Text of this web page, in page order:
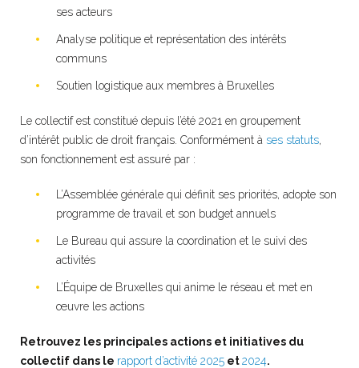
ses acteurs
Analyse politique et représentation des intérêts
communs
Soutien logistique aux membres à Bruxelles
Le collectif est constitué depuis l’été 2021 en groupement
d’intérêt public de droit français. Conformément à ses statuts,
son fonctionnement est assuré par :
L’Assemblée générale qui définit ses priorités, adopte son
programme de travail et son budget annuels
Le Bureau qui assure la coordination et le suivi des
activités
L’Équipe de Bruxelles qui anime le réseau et met en
œuvre les actions
Retrouvez les principales actions et initiatives du
collectif dans le rapport d’activité 2025 et2024.